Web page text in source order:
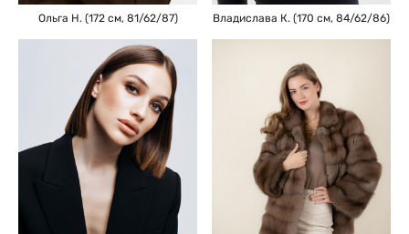
Ольга Н. (172 см, 81/62/87) Владислава К. (170 см, 84/62/86)